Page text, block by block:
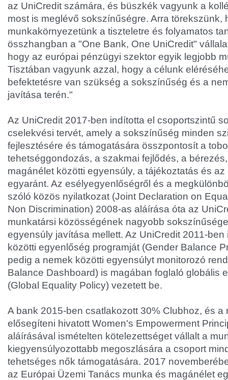
az UniCredit számára, és büszkék vagyunk a
most is meglévő sokszínűségre. Arra törekszünk,
munkakörnyezetünk a tiszteletre és folyamatos
összhangban a "One Bank, One UniCredit"
hogy az európai pénzügyi szektor egyik legjobb
Tisztában vagyunk azzal, hogy a célunk
befektetésre van szükség a sokszínűség és a
javítása terén."
Az UniCredit 2017-ben indította el csoportszintű
cselekvési tervét, amely a sokszínűség minden
fejlesztésére és támogatására összpontosít a
tehetséggondozás, a szakmai fejlődés, a
magánélet közötti egyensúly, a tájékoztatás és az
egyaránt. Az esélyegyenlőségről és a
szóló közös nyilatkozat (Joint Declaration on
Non Discrimination) 2008-as aláírása óta az
munkatársi közösségének nagyobb
egyensúly javítása mellett. Az UniCredit 2011-
közötti egyenlőség programját (Gender Balance
pedig a nemek közötti egyensúlyt monitorozó
Balance Dashboard) is magában foglaló globális
(Global Equality Policy) vezetett be.
A bank 2015-ben csatlakozott 30% Clubhoz, és a
elősegíteni hivatott Women's Empowerment
aláírásával ismételten kötelezettséget vállalt a
kiegyensúlyozottabb megoszlására a csoport
tehetséges nők támogatására. 2017
az Európai Üzemi Tanács munka és magánélet